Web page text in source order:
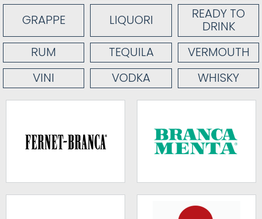
GRAPPE
LIQUORI READY TO
DRINK
RUM
TEQUILA
VERMOUTH
VINI
VODKA WHISKY